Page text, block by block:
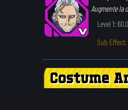
Augmente la
Level 1: 60.0
Sub Effect:
Costume